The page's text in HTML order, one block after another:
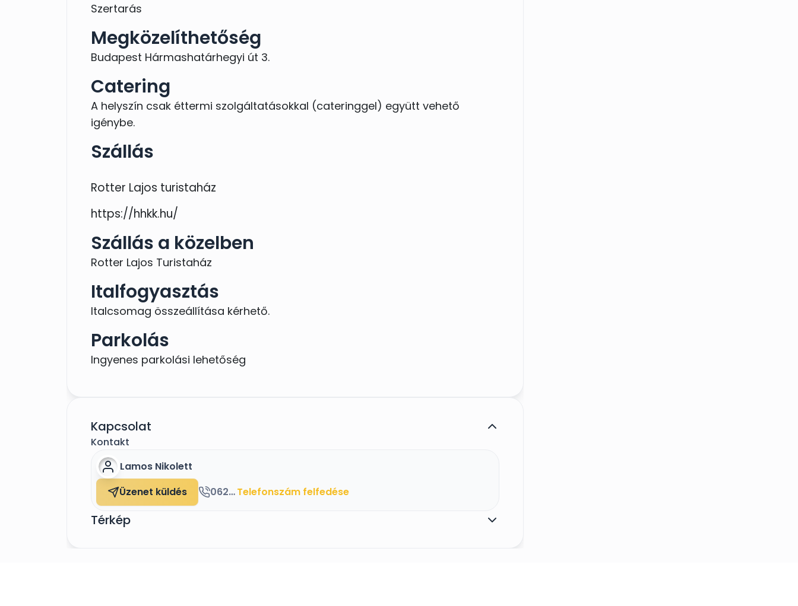
Szertarás
Megközelíthetőség
Budapest Hármashatárhegyi út 3.
Catering
A helyszín csak éttermi szolgáltatásokkal (cateringgel) együtt vehető
igénybe.
Szállás
Rotter Lajos turistaház
https://hhkk.hu/
Szállás a közelben
Rotter Lajos Turistaház
Italfogyasztás
Italcsomag összeállítása kérhető.
Parkolás
Ingyenes parkolási lehetőség
Kapcsolat
Kontakt
Lamos Nikolett
Üzenet küldés
06208066467Telefonszám felfedése
Térkép